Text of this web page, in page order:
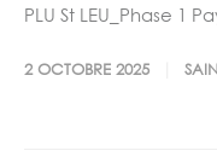
PLU St LEU_Phase 1
2 OCTOBRE 2025